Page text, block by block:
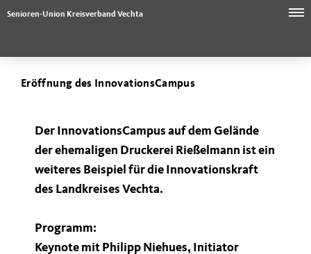
Senioren-Union Kreisverband Vechta
Eröffnung des InnovationsCampus
Der InnovationsCampus auf dem Gelände
der ehemaligen Druckerei Rießelmann ist ein
weiteres Beispiel für die Innovationskraft
des Landkreises Vechta.
Programm:
Keynote mit Philipp Niehues, Initiator